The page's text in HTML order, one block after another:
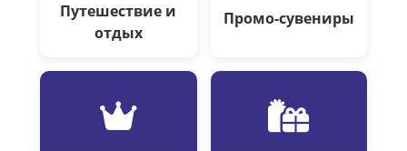
Путешествие и
отдых
Промо-сувениры